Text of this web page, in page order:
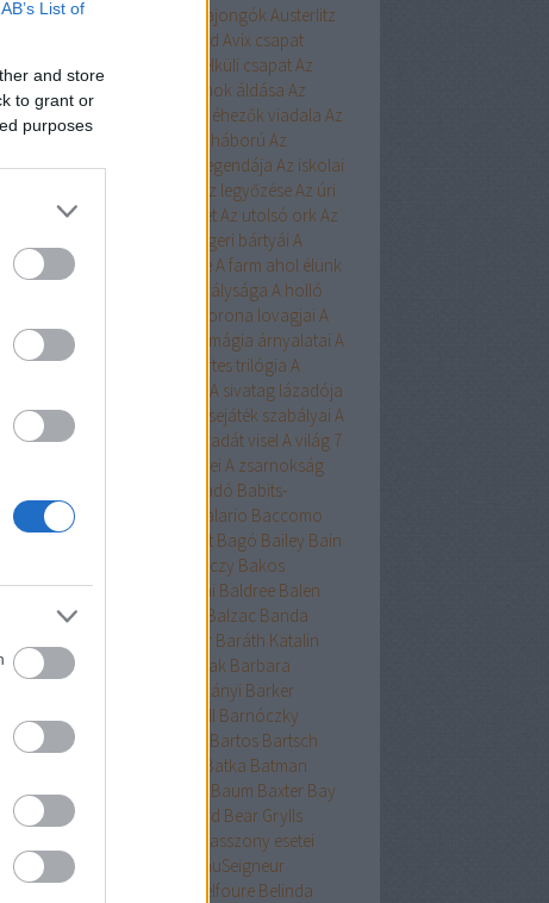
List of
and store
to grant or
purposes
Aurora Austen-rajongók Austerlitz
Aveyard Avix csapat
Ázsia-saga Az arc nélküli csapatAz
bába
Az égi hivatalnok áldása Az
ló
Az éhezők viadala Az
hercege
Az első hangy háború Az
flottaAz északi erdő legendája Az iskolai
Az Olimposz legyőzéseAz úri
Az utolsó huszonhétAz utolsó ork Az
A Birodalom tengeri bártyái A
kultiváció nagymestereA farm ahol élünk
A híd királysága A holló
A korona lovagjai A
népe
A mágia árnyalatai A
rabjai
A nyertes trilógia A
A sivatag lázadója
szerelem egyenlete
A szerencsejáték szabályai A
boszorkánya
A tacskó Pradát viselA világ 7
A Yellowstone alfahímjei A zsarnokság
Babilon Kiadó Babits-
Baccalario Baccomo
Baehr Baggot Bagó Bailey Bain
Bakóczy Bakos
krimik
Baldini Baldree Balen
ErikaBallard Balzac Banda
Bán Mór Baráth Katalin
Viktória
Barátnak tartalak Barbara
Bárkányi Barker
Barnard Barnhill Barnóczky
Barreau Bartos Bartsch
Batka Batman
Bauer Baum Baxter Bay
Bazterrica Beard Bear Grylls
Beatrice Hyde-Clare kisasszony esetei
Williams
BeauSeigneur
Stowe
Belfoure Belinda